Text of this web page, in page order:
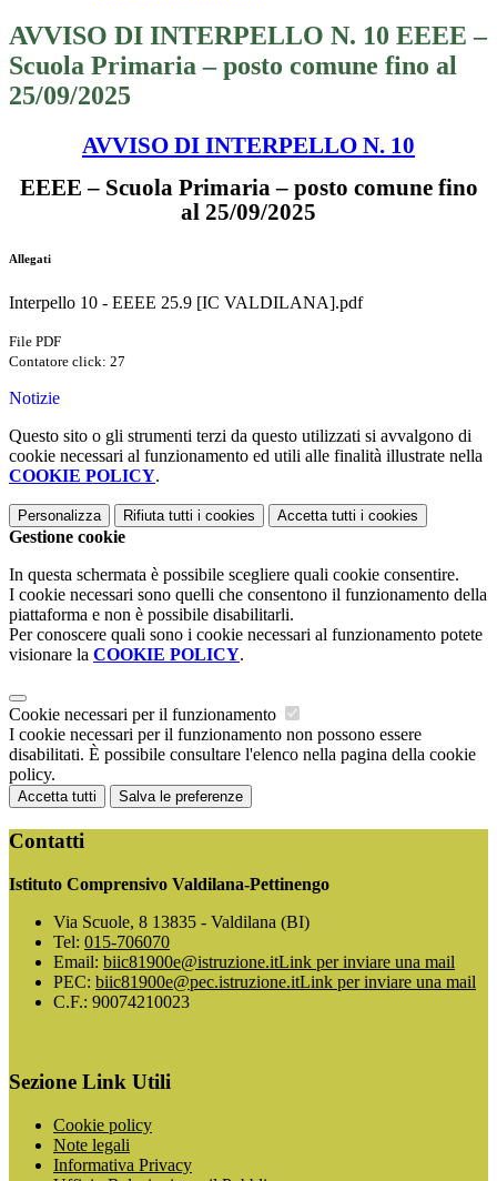
AVVISO DI INTERPELLO N. 10 EEEE –
Scuola Primaria – posto comune fino al
25/09/2025
AVVISO DI INTERPELLO N. 10
EEEE – Scuola Primaria – posto comune fino
al 25/09/2025
Allegati
Interpello 10 - EEEE 25.9 [IC VALDILANA].pdf
File PDF
Contatore click: 27
Notizie
Questo sito o gli strumenti terzi da questo utilizzati si avvalgono di
cookie necessari al funzionamento ed utili alle finalità illustrate nella
COOKIE POLICY.
Personalizza Rifiuta tutti i cookies Accetta tutti i cookies
Gestione cookie
In questa schermata è possibile scegliere quali cookie consentire.
I cookie necessari sono quelli che consentono il funzionamento della
piattaforma e non è possibile disabilitarli.
Per conoscere quali sono i cookie necessari al funzionamento potete
visionare la COOKIE POLICY.
Cookie necessari per il funzionamento
I cookie necessari per il funzionamento non possono essere
disabilitati. È possibile consultare l'elenco nella pagina della cookie
policy.
Accetta tutti Salva le preferenze
Contatti
Istituto Comprensivo Valdilana-Pettinengo
Via Scuole, 8 13835 - Valdilana (BI)
Tel: 015-706070
Email: biic81900e@istruzione.itLink per inviare una mail
PEC: biic81900e@pec.istruzione.itLink per inviare una mail
C.F.: 90074210023
Sezione Link Utili
Cookie policy
Note legali
Informativa Privacy